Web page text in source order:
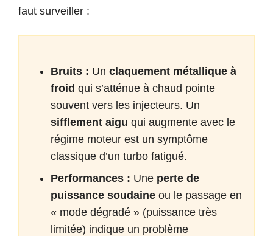
faut surveiller :
Bruits : Un claquement métallique à
froid qui s’atténue à chaud pointe
souvent vers les injecteurs. Un
sifflement aigu qui augmente avec le
régime moteur est un symptôme
classique d’un turbo fatigué.
Performances : Une perte de
puissance soudaine ou le passage en
« mode dégradé » (puissance très
limitée) indique un problème